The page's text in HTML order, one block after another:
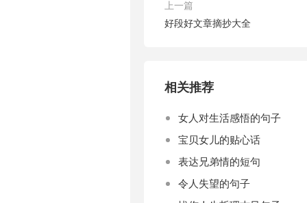
上一篇
好段好文章摘抄大全
相关推荐
女人对生活感悟的句子
宝贝女儿的贴心话
表达兄弟情的短句
令人失望的句子